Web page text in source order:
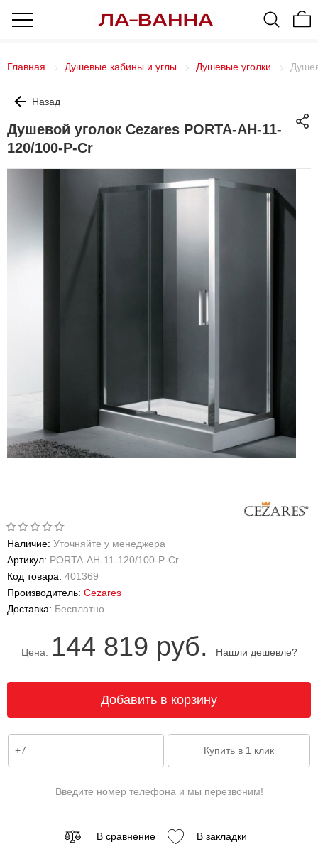
Главная Душевые кабины и углы Душевые уголки
Назад
Душевой уголок Cezares PORTA-AH-11-
120/100-P-Cr
Наличие: Уточняйте у менеджера
Артикул: PORTA-AH-11-120/100-P-Cr
Код товара: 401369
Производитель: Cezares
Доставка: Бесплатно
Цена: 144 819 руб. Нашли дешевле?
Введите номер телефона и мы перезвоним!
В сравнение В закладки